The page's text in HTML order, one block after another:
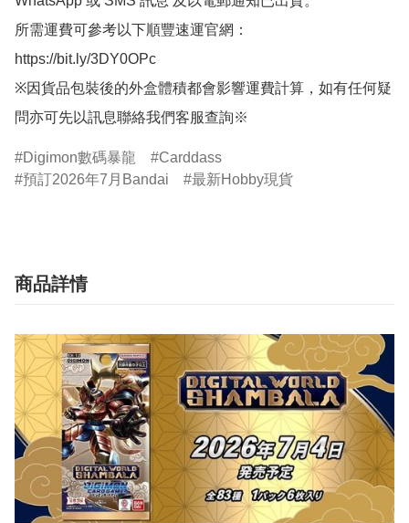
所需運費可參考以下順豐速運官網：
https://bit.ly/3DY0OPc
※因貨品包裝後的外盒體積都會影響運費計算，如有任何疑
問亦可先以訊息聯絡我們客服查詢※
Digimon數碼暴龍
Carddass
預訂2026年7月Bandai
最新Hobby現貨
商品詳情